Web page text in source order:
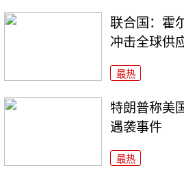
联合国：霍
冲击全球供
最热
特朗普称美
遇袭事件
最热